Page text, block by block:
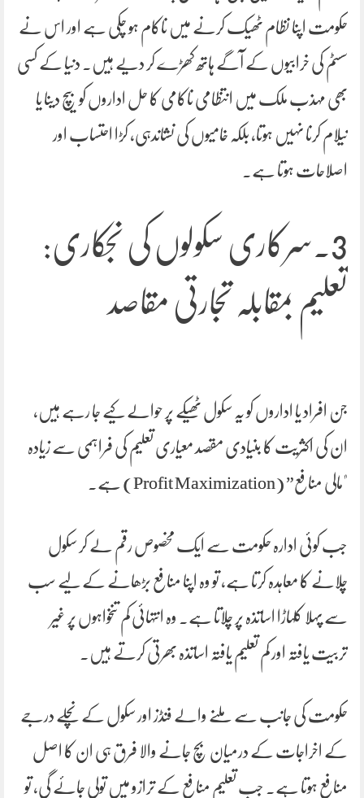
حکومت اپنا نظام ٹھیک کرنے میں ناکام ہو چکی ہے اور اس نے
سسٹم کی خرابیوں کے آگے ہاتھ کھڑے کر دیے ہیں۔ دنیا کے کسی
بھی مہذب ملک میں انتظامی ناکامی کا حل اداروں کو بیچ دینا یا
نیلام کرنا نہیں ہوتا، بلکہ خامیوں کی نشاندہی، کڑا احتساب اور
اصلاحات ہوتا ہے۔
3.سرکاری سکولوں کی نجکاری:
تعلیم بمقابلہ تجارتی مقاصد
جن افراد یا اداروں کو یہ سکول ٹھیکے پر حوالے کیے جا رہے ہیں،
ان کی اکثریت کا بنیادی مقصد معیاری تعلیم کی فراہمی سے زیادہ
"مالی منافع” (Profit Maximization) ہے۔
جب کوئی ادارہ حکومت سے ایک مخصوص رقم لے کر سکول
چلانے کا معاہدہ کرتا ہے، تو وہ اپنا منافع بڑھانے کے لیے سب
سے پہلا کلہاڑا اساتذہ پر چلاتا ہے۔ وہ انتہائی کم تنخواہوں پر غیر
تربیت یافتہ اور کم تعلیم یافتہ اساتذہ بھرتی کرتے ہیں۔
حکومت کی جانب سے ملنے والے فنڈز اور سکول کے نچلے درجے
کے اخراجات کے درمیان بچ جانے والا فرق ہی ان کا اصل
منافع ہوتا ہے۔ جب تعلیم منافع کے ترازو میں تولی جائے گی، تو